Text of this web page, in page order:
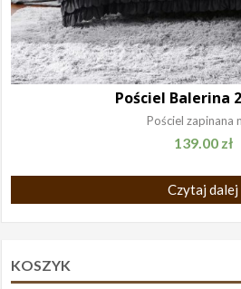
Pościel Balerina
Pościel zapinana
139.00 zł
Czytaj dalej
KOSZYK